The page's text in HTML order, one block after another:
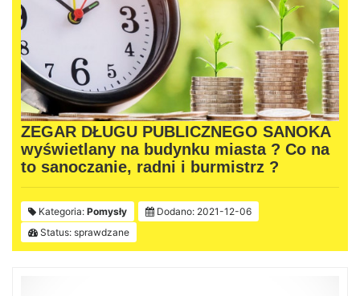
ZEGAR DŁUGU PUBLICZNEGO SANOKA
wyświetlany na budynku miasta ? Co na
to sanoczanie, radni i burmistrz ?
Kategoria: Pomysły
Dodano: 2021-12-06
Status: sprawdzane